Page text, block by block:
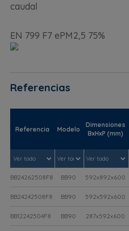
caudal
EN 799 F7 ePM2,5 75%
Referencias
Referencia Modelo
Dimensiones
BxHxP (mm)
BB24262508F8 BB90 592x892x600
BB24242508F8 BB90 592x592x600
BB12242504F8 BB90 287x592x600